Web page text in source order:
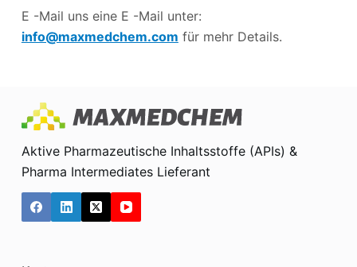
E -Mail uns eine E -Mail unter:
info@maxmedchem.com für mehr Details.
Aktive Pharmazeutische Inhaltsstoffe (APIs) &
Pharma Intermediates Lieferant